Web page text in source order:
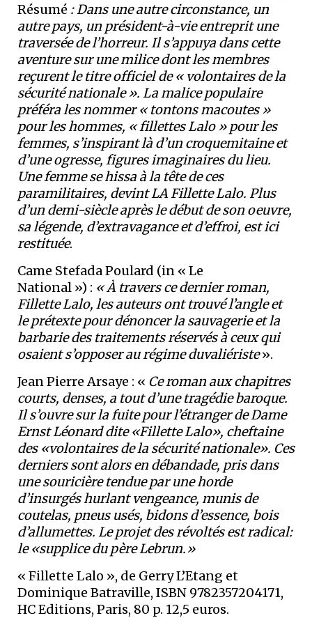
Résumé : Dans une autre circonstance, un
autre pays, un président-à-vie entreprit une
traversée de l’horreur. Il s’appuya dans cette
aventure sur une milice dont les membres
reçurent le titre officiel de « volontaires de la
sécurité nationale ». La malice populaire
préféra les nommer « tontons macoutes »
pour les hommes, « fillettes Lalo » pour les
femmes, s’inspirant là d’un croquemitaine et
d’une ogresse, figures imaginaires du lieu.
Une femme se hissa à la tête de ces
paramilitaires, devint LA Fillette Lalo. Plus
d’un demi-siècle après le début de son oeuvre,
sa légende, d’extravagance et d’effroi, est ici
restituée.
Came Stefada Poulard (in « Le
National ») : « À travers ce dernier roman,
Fillette Lalo, les auteurs ont trouvé l’angle et
le prétexte pour dénoncer la sauvagerie et la
barbarie des traitements réservés à ceux qui
osaient s’opposer au régime duvaliériste».
Jean Pierre Arsaye : « Ce roman aux chapitres
courts, denses, a tout d’une tragédie baroque.
Il s’ouvre sur la fuite pour l’étranger de Dame
Ernst Léonard dite «Fillette Lalo», cheftaine
des «volontaires de la sécurité nationale». Ces
derniers sont alors en débandade, pris dans
une souricière tendue par une horde
d’insurgés hurlant vengeance, munis de
coutelas, pneus usés, bidons d’essence, bois
d’allumettes. Le projet des révoltés est radical:
le «supplice du père Lebrun.»
« Fillette Lalo », de Gerry L’Etang et
Dominique Batraville, ISBN 9782357204171,
HC Editions, Paris, 80 p. 12,5 euros.